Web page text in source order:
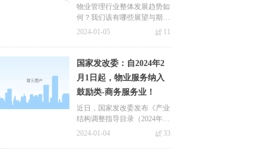
值预计有一定抬升
物业管理行业整体发展趋势如
何？我们该有哪些展望与期
待？行业企业高管和行业专家
넶 11
2024-01-05
国家发改委：自2024年2
月1日起，物业服务纳入
鼓励类-商务服务业！
近日，国家发改委发布《产业
结构调整指导目录（2024年
本）》（以下简称“新本”），
废止《产业结构调整指导目录
넶 33
2024-01-04
九游会国际的简介
荣誉与资质
关于极致